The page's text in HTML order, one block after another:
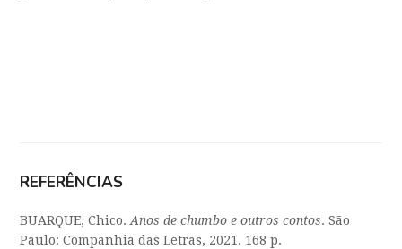
REFERÊNCIAS
BUARQUE, Chico.Anos de chumbo e outros contos. São
Paulo: Companhia das Letras, 2021. 168 p.